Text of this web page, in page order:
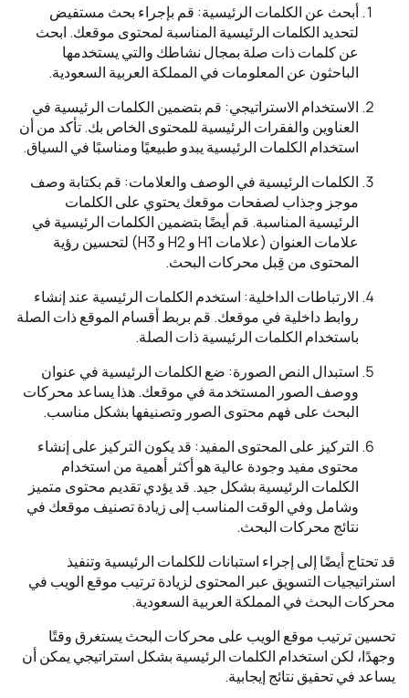
أبحث عن الكلمات الرئيسية: قم بإجراء بحث مستفيض
لتحديد الكلمات الرئيسية المناسبة لمحتوى موقعك. ابحث
عن كلمات ذات صلة بمجال نشاطك والتي يستخدمها
الباحثون عن المعلومات في المملكة العربية السعودية.
الاستخدام الاستراتيجي: قم بتضمين الكلمات الرئيسية في
العناوين والفقرات الرئيسية للمحتوى الخاص بك. تأكد من أن
استخدام الكلمات الرئيسية يبدو طبيعيًا ومناسبًا في السياق.
الكلمات الرئيسية في الوصف والعلامات: قم بكتابة وصف
موجز وجذاب لصفحات موقعك يحتوي على الكلمات
الرئيسية المناسبة. قم أيضًا بتضمين الكلمات الرئيسية في
علامات العنوان (علامات H1 و H2 و H3) لتحسين رؤية
المحتوى من قِبل محركات البحث.
الارتباطات الداخلية: استخدم الكلمات الرئيسية عند إنشاء
روابط داخلية في موقعك. قم بربط أقسام الموقع ذات الصلة
باستخدام الكلمات الرئيسية ذات الصلة.
استبدال النص الصورة: ضع الكلمات الرئيسية في عنوان
ووصف الصور المستخدمة في موقعك. هذا يساعد محركات
البحث على فهم محتوى الصور وتصنيفها بشكل مناسب.
التركيز على المحتوى المفيد: قد يكون التركيز على إنشاء
محتوى مفيد وجودة عالية هو أكثر أهمية من استخدام
الكلمات الرئيسية بشكل جيد. قد يؤدي تقديم محتوى متميز
وشامل وفي الوقت المناسب إلى زيادة تصنيف موقعك في
نتائج محركات البحث.
قد تحتاج أيضًا إلى إجراء استبانات للكلمات الرئيسية وتنفيذ
استراتيجيات التسويق عبر المحتوى لزيادة ترتيب موقع الويب في
محركات البحث في المملكة العربية السعودية.
تحسين ترتيب موقع الويب على محركات البحث يستغرق وقتًا
وجهدًا، لكن استخدام الكلمات الرئيسية بشكل استراتيجي يمكن أن
يساعد في تحقيق نتائج إيجابية.